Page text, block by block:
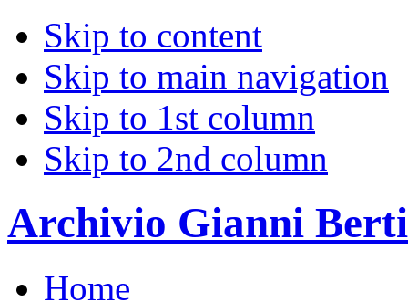
Skip to content
Skip to main navigation
Skip to 1st column
Skip to 2nd column
Archivio Gianni
Home